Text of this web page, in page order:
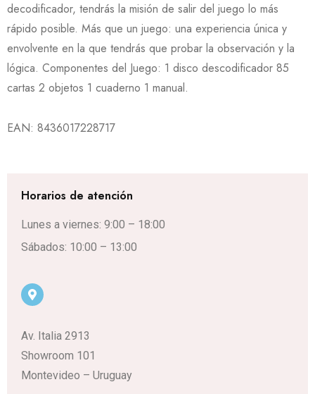
decodificador, tendrás la misión de salir del juego lo más
rápido posible. Más que un juego: una experiencia única y
envolvente en la que tendrás que probar la observación y la
lógica. Componentes del Juego: 1 disco descodificador 85
cartas 2 objetos 1 cuaderno 1 manual.
EAN: 8436017228717
Horarios de atención
Lunes a viernes: 9:00 – 18:00
Sábados: 10:00 – 13:00
Av. Italia 2913
Showroom 101
Montevideo – Uruguay